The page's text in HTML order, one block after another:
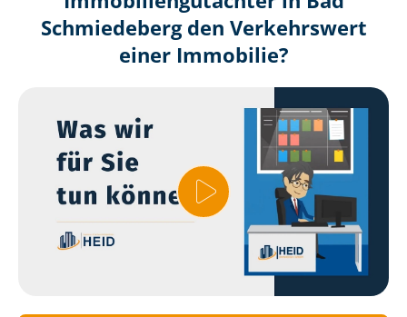
Schmiedeberg den Verkehrswert
einer Immobilie?